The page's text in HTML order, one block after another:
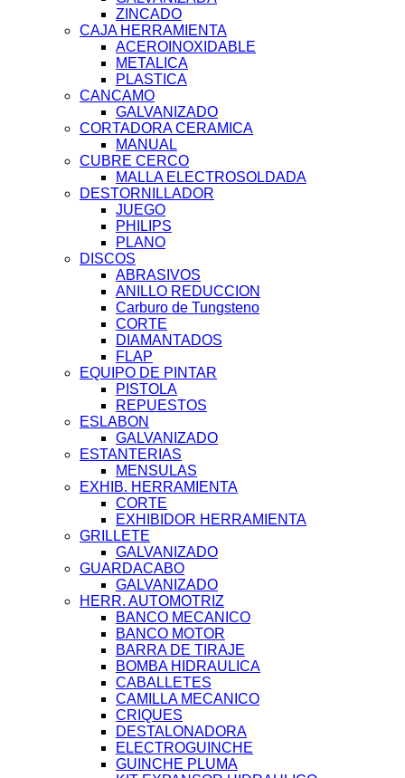
ZINCADO
CAJA HERRAMIENTA
ACEROINOXIDABLE
METALICA
PLASTICA
CANCAMO
GALVANIZADO
CORTADORA CERAMICA
MANUAL
CUBRE CERCO
MALLA ELECTROSOLDADA
DESTORNILLADOR
JUEGO
PHILIPS
PLANO
DISCOS
ABRASIVOS
ANILLO REDUCCION
Carburo de Tungsteno
CORTE
DIAMANTADOS
FLAP
EQUIPO DE PINTAR
PISTOLA
REPUESTOS
ESLABON
GALVANIZADO
ESTANTERIAS
MENSULAS
EXHIB. HERRAMIENTA
CORTE
EXHIBIDOR HERRAMIENTA
GRILLETE
GALVANIZADO
GUARDACABO
GALVANIZADO
HERR. AUTOMOTRIZ
BANCO MECANICO
BANCO MOTOR
BARRA DE TIRAJE
BOMBA HIDRAULICA
CABALLETES
CAMILLA MECANICO
CRIQUES
DESTALONADORA
ELECTROGUINCHE
GUINCHE PLUMA